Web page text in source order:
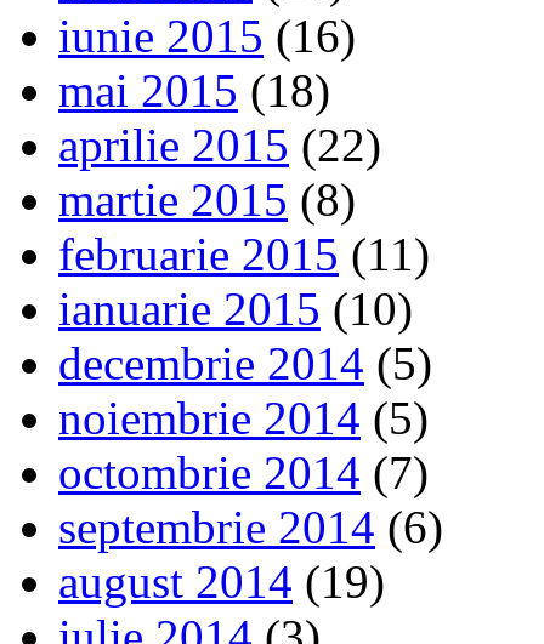
iunie 2015 (16)
mai 2015 (18)
aprilie 2015 (22)
martie 2015 (8)
februarie 2015 (11)
ianuarie 2015 (10)
decembrie 2014 (5)
noiembrie 2014 (5)
octombrie 2014 (7)
septembrie 2014 (6)
august 2014 (19)